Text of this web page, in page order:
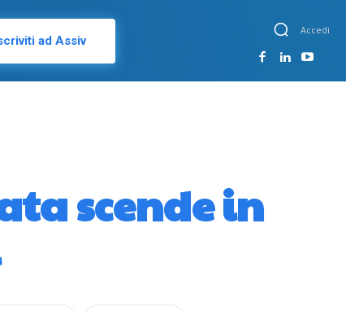
ad Assiv
Accedi
scende in